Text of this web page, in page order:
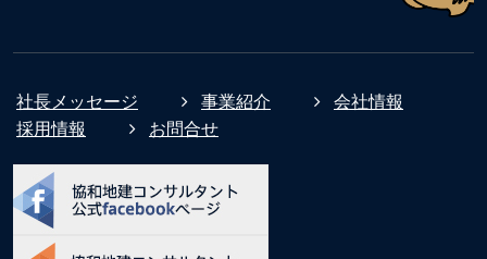
社長メッセージ 事業紹介
会社情報
採用情報
お問合せ